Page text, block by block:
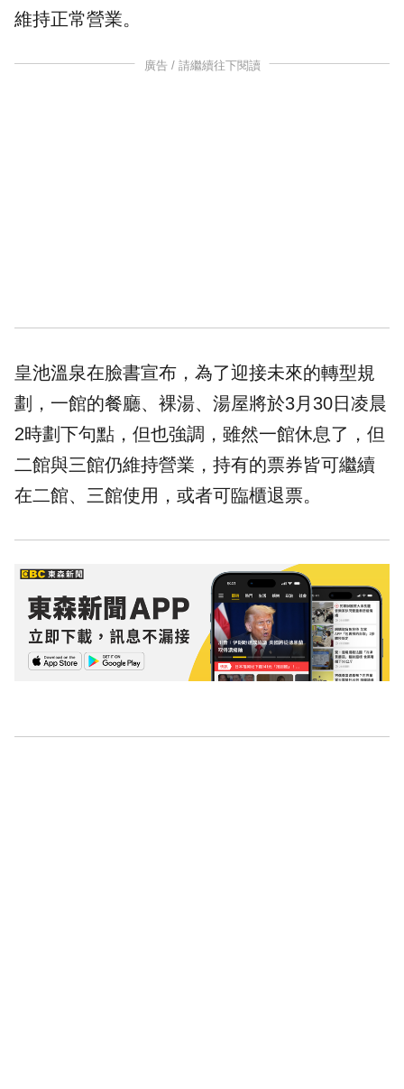
維持正常營業。
廣告 / 請繼續往下閱讀
皇池溫泉在臉書宣布，為了迎接未來的轉型規
劃，一館的餐廳、裸湯、湯屋將於3月30日凌晨
2時劃下句點，但也強調，雖然一館休息了，但
二館與三館仍維持營業，持有的票券皆可繼續
在二館、三館使用，或者可臨櫃退票。